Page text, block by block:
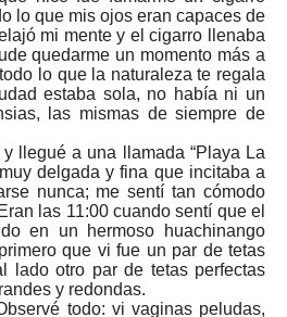
lo que mis ojos eran capaces de
mi mente y el cigarro llenaba
quedarme un momento más a
lo que la naturaleza te regala
estaba sola, no había ni un
las mismas de siempre de
llegué a una llamada “Playa La
delgada y fina que incitaba a
nunca; me sentí tan cómodo
las 11:00 cuando sentí que el
en un hermoso huachinango
que vi fue un par de tetas
lado otro par de tetas perfectas
y redondas.
todo: vi vaginas peludas,